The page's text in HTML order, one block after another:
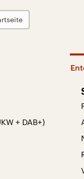
+ DAB+)